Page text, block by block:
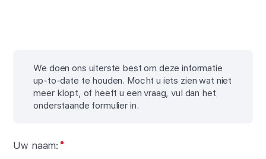
We doen ons uiterste best om deze informatie
up-to-date te houden. Mocht u iets zien wat niet
meer klopt, of heeft u een vraag, vul dan het
onderstaande formulier in.
Uw naam: